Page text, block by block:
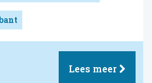
Lees meer